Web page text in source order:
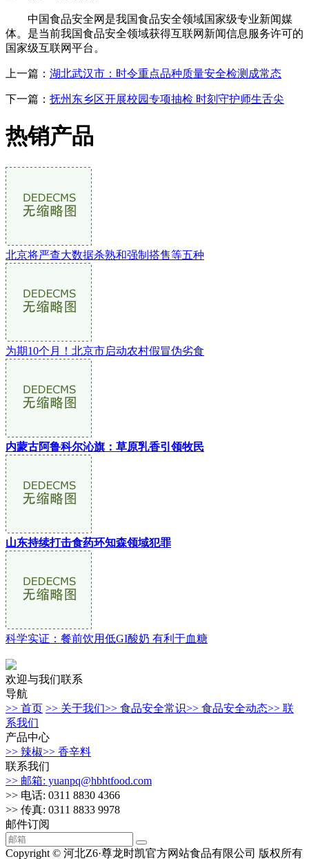
中国食品安全网是我国食品安全领域国家级专业新闻媒
体。是当前我国食品安全领域获得互联网新闻信息服务许可的
国家级互联网平台。
上一篇： 湖北武汉市：时令重点品种质量安全检测成常态
下一篇： 抚州东乡区开展校园专项抽检 时刻守护师生舌尖
热销产品
北京将严查大数据杀熟和强制搭售等五种
为期10个月！北京市启动农村假冒伪劣食
内蒙古阿鲁科尔沁旗：草原乳香引领牧民
山东持续打击食药环知森领域犯罪
科学实证：餐前饮用低GI酸奶 有利于血糖
欢迎与我们联系
导航
>> 首页 >> 关于我们>> 食品安全常识>> 食品安全动态>> 联
系我们
产品中心
>> 辣椒>> 香辛料
联系我们
>> 邮箱: yuanpq@hbhtfood.com
>> 电话: 0311 8830 4366
>> 传真: 0311 8833 9978
邮件订阅
Copyright © 河北Z6·尊龙时凯官方网站食品有限公司 版权所有